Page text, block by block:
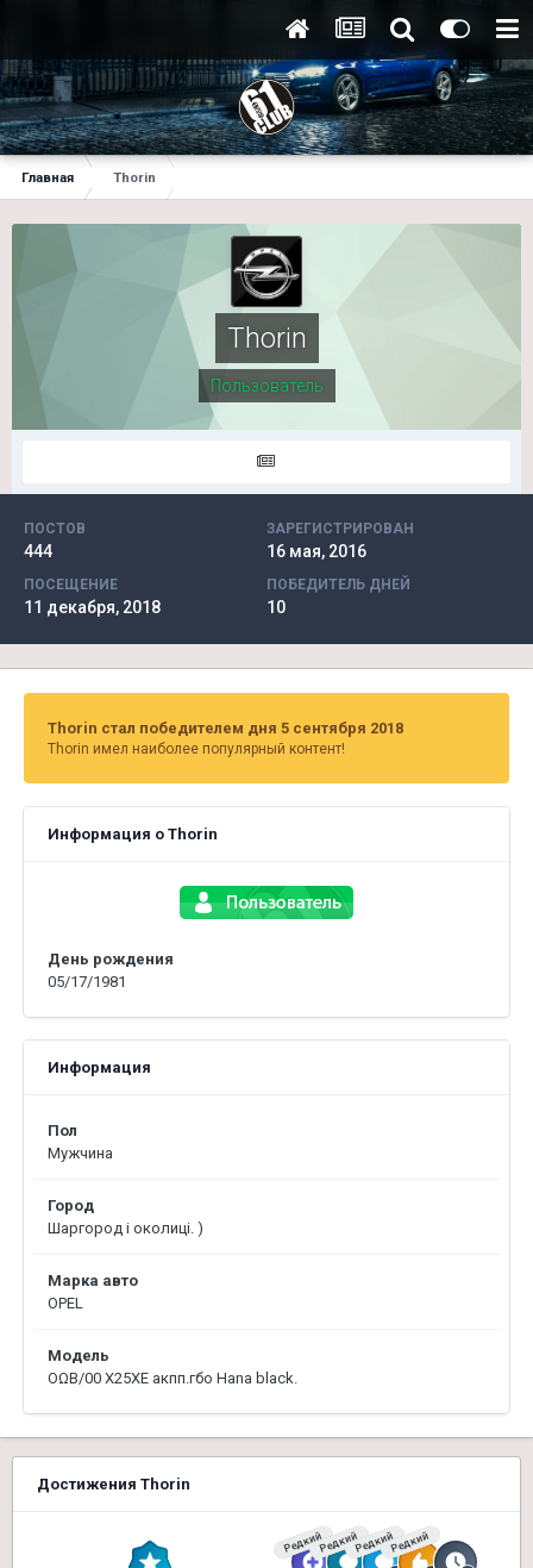
Главная Thorin
Thorin
Пользователь
ПОСТОВ
444
ЗАРЕГИСТРИРОВАН
16 мая, 2016
ПОСЕЩЕНИЕ
11 декабря, 2018
ПОБЕДИТЕЛЬ ДНЕЙ
10
Thorin стал победителем дня 5 сентября 2018
Thorin имел наиболее популярный контент!
Информация о Thorin
День рождения
05/17/1981
Информация
Пол
Мужчина
Город
Шаргород і околиці. )
Марка авто
OPEL
Модель
ОΩВ/00 Х25ХЕ акпп.гбо Hana black.
Достижения Thorin
РедкийРедкийРедкийРедкий